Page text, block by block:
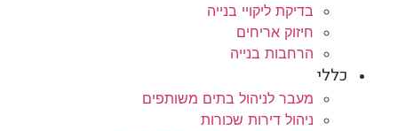
בדיקת ליקויי בנייה
חיזוק אריחים
הרחבות בנייה
כללי
מעבר לניהול בתים משותפים
ניהול דירות שכורות